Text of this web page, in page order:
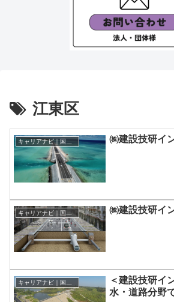
江東区
キャリアナビ｜国際協力に携わる企業・団体の情報 ㈱建設技研イ
キャリアナビ｜国際協力に携わる企業・団体の情報 ㈱建設技研イ
＜建設技研イ
水・道路分野